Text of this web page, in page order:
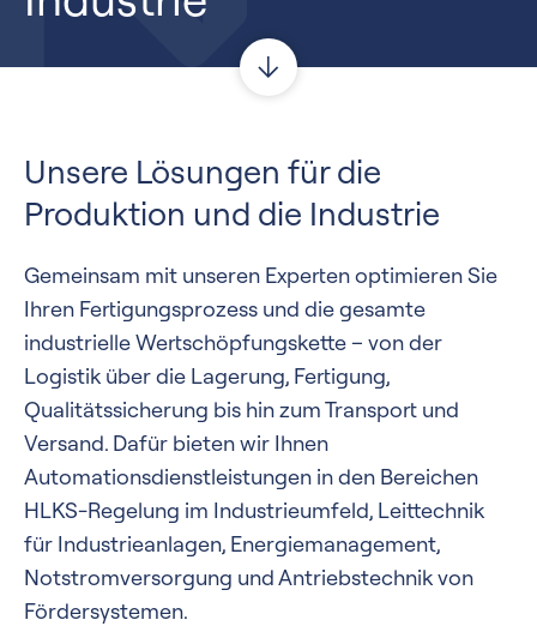
Unsere Lösungen für die
Produktion und die Industrie
Gemeinsam mit unseren Experten optimieren Sie
Ihren Fertigungsprozess und die gesamte
industrielle Wertschöpfungskette – von der
Logistik über die Lagerung, Fertigung,
Qualitätssicherung bis hin zum Transport und
Versand. Dafür bieten wir Ihnen
Automationsdienstleistungen in den Bereichen
HLKS-Regelung im Industrieumfeld, Leittechnik
für Industrieanlagen, Energiemanagement,
Notstromversorgung und Antriebstechnik von
Fördersystemen.